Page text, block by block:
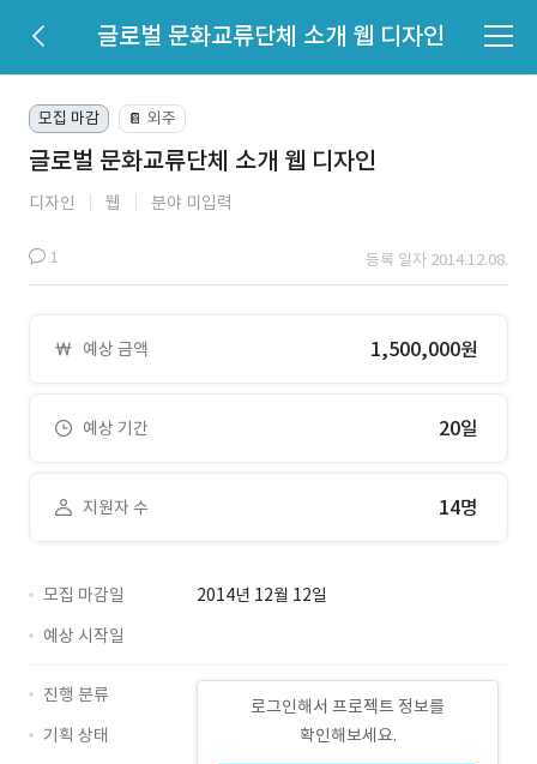
글로벌 문화교류단체 소개 웹 디자인
모집 마감 📔 외주
글로벌 문화교류단체 소개 웹 디자인
디자인 웹 분야 미입력
1 등록 일자 2014.12.08.
예상 금액 1,500,000원
예상 기간 20일
지원자 수 14명
모집 마감일
2014년 12월 12일
예상 시작일
로그인해서 프로젝트 정보를
확인해보세요.
진행 분류
기획 상태